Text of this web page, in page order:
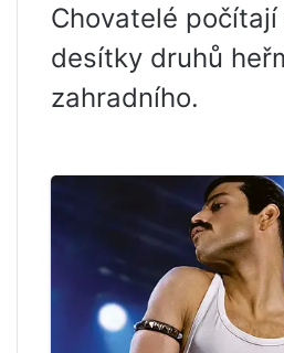
Chovatelé
desítky druhů
zahradního.